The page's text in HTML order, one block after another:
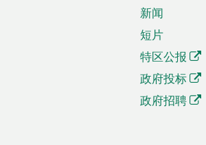
新闻
短片
特区公报
政府投标
政府招聘